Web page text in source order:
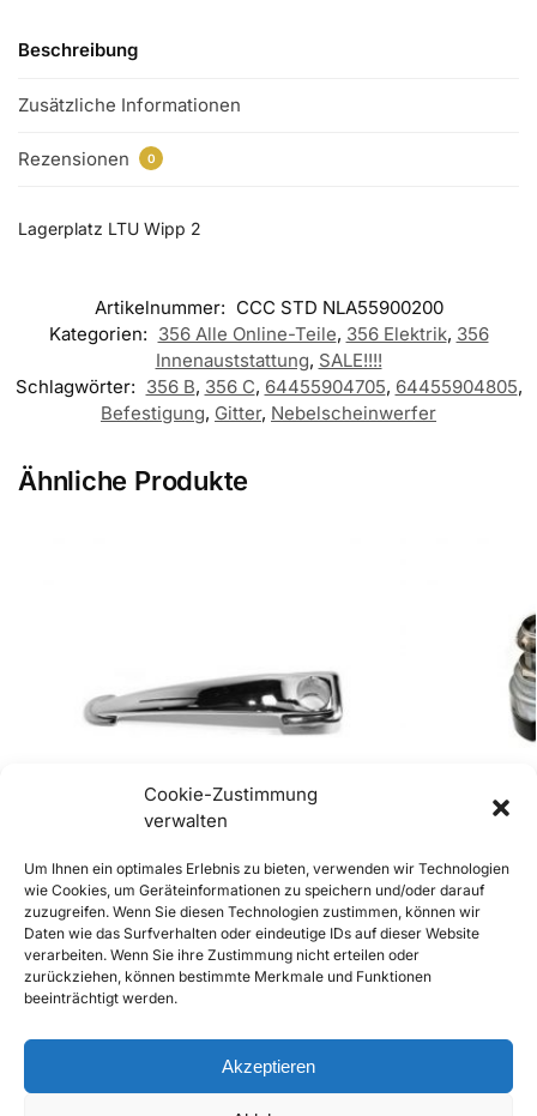
Cookie-Zustimmung
verwalten
Um Ihnen ein optimales Erlebnis zu bieten, verwenden wir Technologien
wie Cookies, um Geräteinformationen zu speichern und/oder darauf
zuzugreifen. Wenn Sie diesen Technologien zustimmen, können wir
Daten wie das Surfverhalten oder eindeutige IDs auf dieser Website
verarbeiten. Wenn Sie ihre Zustimmung nicht erteilen oder
zurückziehen, können bestimmte Merkmale und Funktionen
beeinträchtigt werden.
Akzeptieren
Beschreibung
Zusätzliche Informationen
Rezensionen 0
Lagerplatz LTU Wipp 2
Artikelnummer: CCC STD NLA55900200
Kategorien: 356 Alle Online-Teile, 356 Elektrik, 356
Innenauststattung, SALE!!!!
Schlagwörter: 356 B, 356 C, 64455904705, 64455904805,
Befestigung, Gitter, Nebelscheinwerfer
Ähnliche Produkte
Türgriff 356 356A T1
€237,00 inkl. Mwst
Enthält 20% Mwst
In den Warenkorb
356 A B und
€
zzgl.Versand